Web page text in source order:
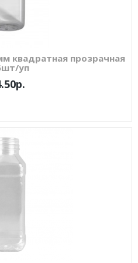
квадратная прозрачная
уп